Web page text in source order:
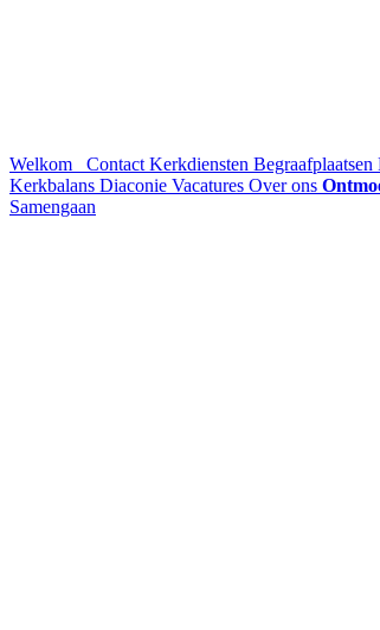
Welkom Contact Kerkdiensten
Kerkbalans Diaconie Vacatures Over ons
Samengaan